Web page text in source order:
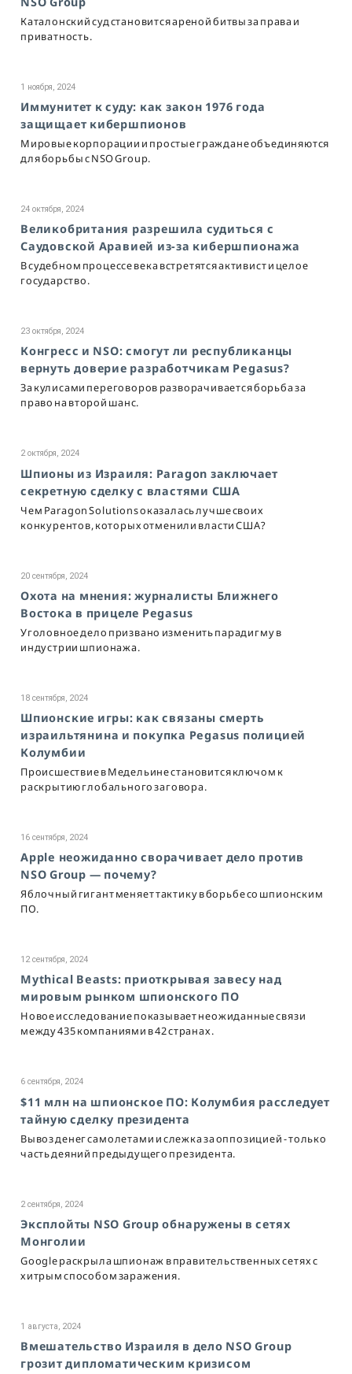
Каталонский суд становится ареной битвы за права и
приватность.
1 ноября, 2024
Иммунитет к суду: как закон 1976 года
защищает кибершпионов
Мировые корпорации и простые граждане объединяются
для борьбы с NSO Group.
24 октября, 2024
Великобритания разрешила судиться с
Саудовской Аравией из-за кибершпионажа
В судебном процессе века встретятся активист и целое
государство.
23 октября, 2024
Конгресс и NSO: смогут ли республиканцы
вернуть доверие разработчикам Pegasus?
За кулисами переговоров разворачивается борьба за
право на второй шанс.
2 октября, 2024
Шпионы из Израиля: Paragon заключает
секретную сделку с властями США
Чем Paragon Solutions оказалась лучше своих
конкурентов, которых отменили власти США?
20 сентября, 2024
Охота на мнения: журналисты Ближнего
Востока в прицеле Pegasus
Уголовное дело призвано изменить парадигму в
индустрии шпионажа.
18 сентября, 2024
Шпионские игры: как связаны смерть
израильтянина и покупка Pegasus полицией
Колумбии
Происшествие в Медельине становится ключом к
раскрытию глобального заговора.
16 сентября, 2024
Apple неожиданно сворачивает дело против
NSO Group — почему?
Яблочный гигант меняет тактику в борьбе со шпионским
ПО.
12 сентября, 2024
Mythical Beasts: приоткрывая завесу над
мировым рынком шпионского ПО
Новое исследование показывает неожиданные связи
между 435 компаниями в 42 странах.
6 сентября, 2024
$11 млн на шпионское ПО: Колумбия расследует
тайную сделку президента
Вывоз денег самолетами и слежка за оппозицией - только
часть деяний предыдущего президента.
2 сентября, 2024
Эксплойты NSO Group обнаружены в сетях
Монголии
Google раскрыла шпионаж в правительственных сетях с
хитрым способом заражения.
1 августа, 2024
Вмешательство Израиля в дело NSO Group
грозит дипломатическим кризисом